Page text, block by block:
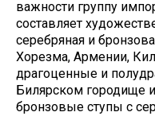
важности группу
составляет
серебряная и
Хорезма, Армении,
драгоценные и
Билярском городище
бронзовые ступы с